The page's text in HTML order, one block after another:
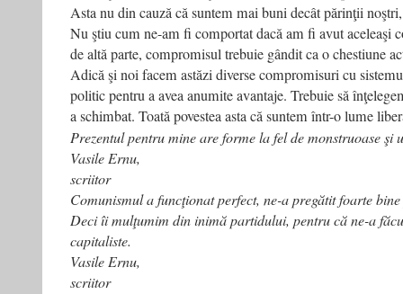
Asta nu din cauză că suntem mai buni decât părinţii
Nu ştiu cum ne-am fi comportat dacă am fi avut aceleaşi
de altă parte, compromisul trebuie gândit ca o chestiune
Adică şi noi facem astăzi diverse compromisuri cu
politic pentru a avea anumite avantaje. Trebuie să
a schimbat. Toată povestea asta că suntem într-o lume
Prezentul pentru mine are forme la fel de monstruoase şi
Vasile Ernu,
scriitor
Comunismul a funcţionat perfect, ne-a pregătit foarte
Deci îi mulţumim din inimă partidului, pentru că ne-a
capitaliste.
Vasile Ernu,
scriitor